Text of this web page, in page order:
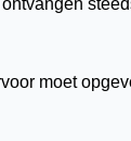
moet